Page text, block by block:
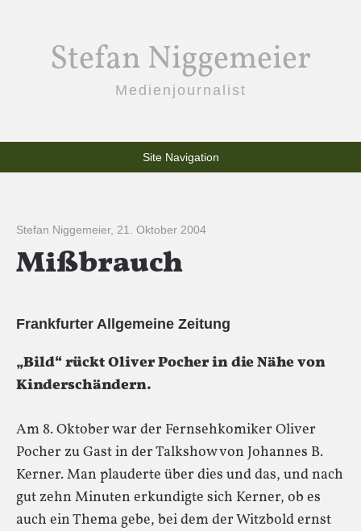
Stefan Niggemeier
Medienjournalist
Site Navigation
Stefan Niggemeier, 21. Oktober 2004
Mißbrauch
Frankfurter Allgemeine Zeitung
„Bild“ rückt Oliver Pocher in die Nähe von
Kinderschändern.
Am 8. Oktober war der Fernsehkomiker Oliver
Pocher zu Gast in der Talkshow von Johannes B.
Kerner. Man plauderte über dies und das, und nach
gut zehn Minuten erkundigte sich Kerner, ob es
auch ein Thema gebe, bei dem der Witzbold ernst